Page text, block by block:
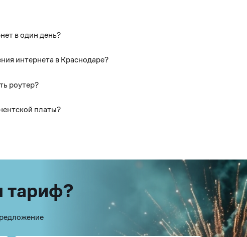
в один день?
интернета в Краснодаре?
роутер?
платы?
тариф?